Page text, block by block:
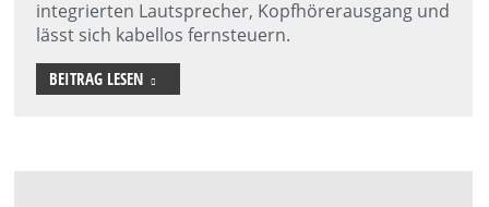
integrierten Lautsprecher, Kopfhörerausgang und
lässt sich kabellos fernsteuern.
BEITRAG LESEN